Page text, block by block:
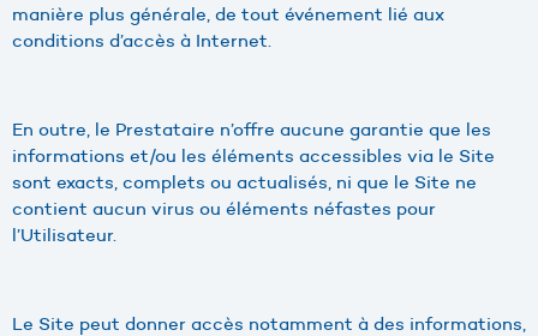
manière plus générale, de tout événement lié aux
conditions d’accès à Internet.
En outre, le Prestataire n’offre aucune garantie que les
informations et/ou les éléments accessibles via le Site
sont exacts, complets ou actualisés, ni que le Site ne
contient aucun virus ou éléments néfastes pour
l’Utilisateur.
Le Site peut donner accès notamment à des informations,